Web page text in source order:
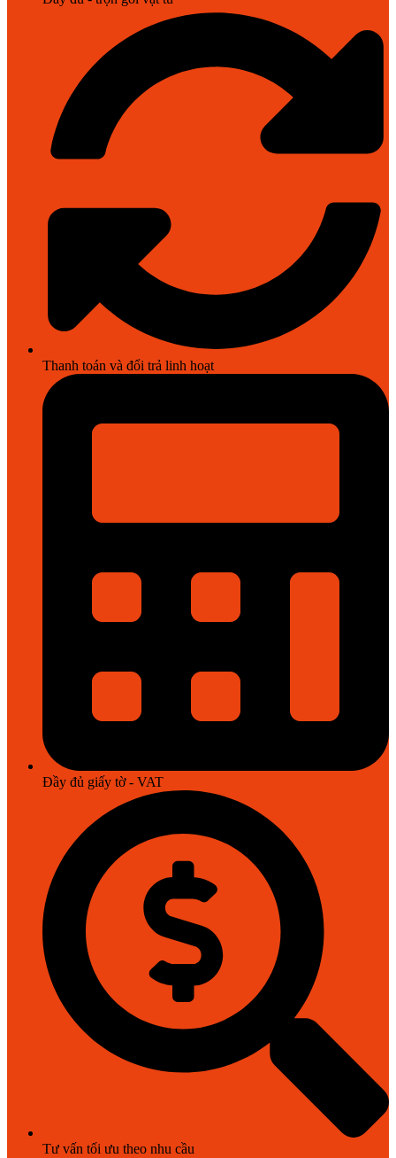
Thanh toán và đổi trả linh hoạt
Đầy đủ giấy tờ - VAT
Tư vấn tối ưu theo nhu cầu